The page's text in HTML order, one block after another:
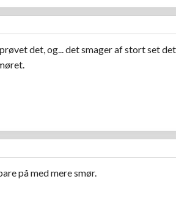
det, og... det smager af stort set
på med mere smør.